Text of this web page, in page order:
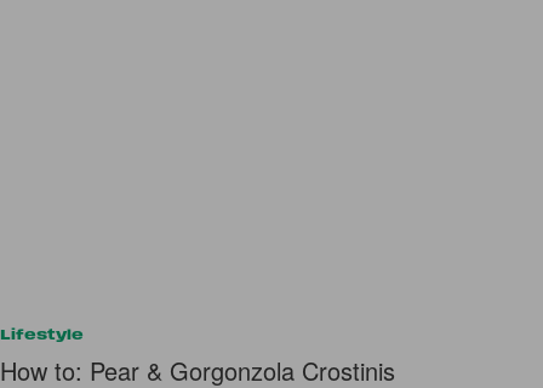
Lifestyle
How to: Pear & Gorgonzola Crostinis